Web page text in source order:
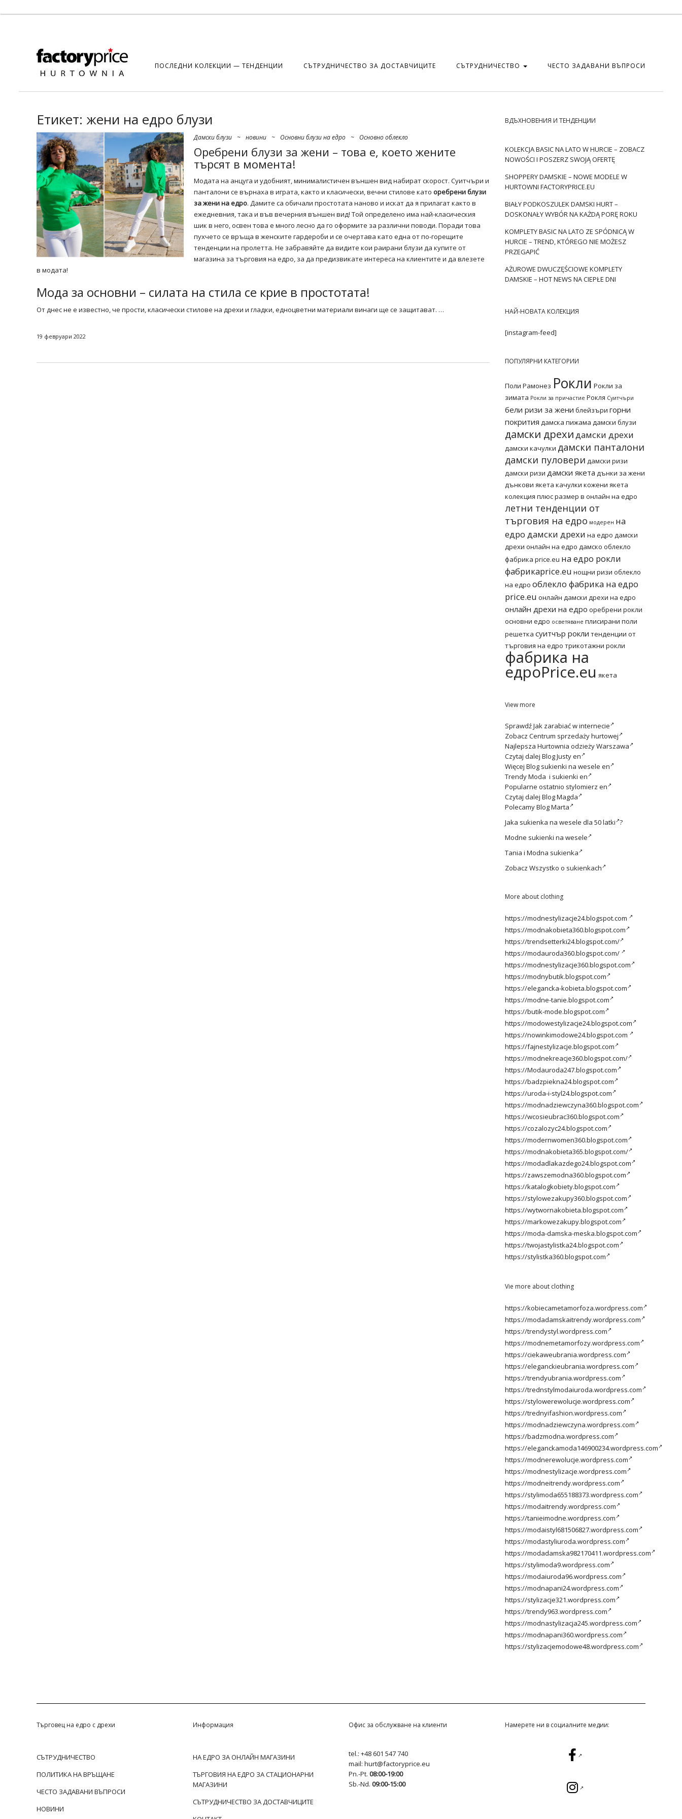
ПОСЛЕДНИ КОЛЕКЦИИ — ТЕНДЕНЦИИ СЪТРУДНИЧЕСТВО ЗА ДОСТАВЧИЦИТЕ СЪТРУДНИЧЕСТВО ЧЕСТО ЗАДАВАНИ ВЪПРОСИ
Етикет: жени на едро блузи
Дамски блузи ~ новини ~ Основни блузи на едро ~ Основно облекло
Оребрени блузи за жени – това е, което жените
търсят в момента!
Модата на анцуга и удобният, минималистичен външен вид набират скорост. Суитчъри и
панталони се върнаха в играта, както и класически, вечни стилове като оребрениблузи
за жени на едро. Дамите са обичали простотата наново и искат да я прилагат както в
ежедневния, така и във вечерния външен вид! Той определено има най-класическия
шик в него, освен това е много лесно да го оформите за различни поводи. Поради това
пухчето се връща в женските гардероби и се очертава като една от по-горещите
тенденции на пролетта. Не забравяйте да видите кои раирани блузи да купите от
магазина за търговия на едро, за да предизвикате интереса на клиентите и да влезете
в модата!
Мода за основни – силата на стила се крие в простотата!
От днес не е известно, че прости, класически стилове на дрехи и гладки, едноцветни материали винаги ще се защитават. …
19 февруари 2022
ВДЪХНОВЕНИЯ И ТЕНДЕНЦИИ
KOLEKCJA BASIC NA LATO W HURCIE – ZOBACZ
NOWOŚCI I POSZERZ SWOJĄ OFERTĘ
SHOPPERY DAMSKIE – NOWE MODELE W
HURTOWNI FACTORYPRICE.EU
BIAŁY PODKOSZULEK DAMSKI HURT –
DOSKONAŁY WYBÓR NA KAŻDĄ PORĘ ROKU
KOMPLETY BASIC NA LATO ZE SPÓDNICĄ W
HURCIE – TREND, KTÓREGO NIE MOŻESZ
PRZEGAPIĆ
AŻUROWE DWUCZĘŚCIOWE KOMPLETY
DAMSKIE – HOT NEWS NA CIEPŁE DNI
НАЙ-НОВАТА КОЛЕКЦИЯ
[instagram-feed]
ПОПУЛЯРНИ КАТЕГОРИИ
Поли Рамонез Рокли Рокли за
зимата Рокли за причастие Рокля Суитчъри
бели ризи за жени блейзъри горни
покрития дамска пижама дамски блузи
дамски дрехидамски дрехи
дамски качулки дамски панталони
дамски пуловери дамски ризи
дамски ризи дамски якета дънки за жени
дънкови якета качулки кожени якета
колекция плюс размер в онлайн на едро
летни тенденции от
търговия на едро модерен на
едро дамски дрехи на едро дамски
дрехи онлайн на едро дамско облекло
фабрика price.eu на едро рокли
фабрикаprice.eu нощни ризи облекло
на едро облекло фабрика на едро
price.eu онлайн дамски дрехи на едро
онлайн дрехи на едро оребрени рокли
основни едро осветяване плисирани поли
решетка суитчър рокли тенденции от
търговия на едро трикотажни рокли
фабрика на
едроPrice.eu якета
View more
SprawdźJak zarabiać w internecie
Zobacz Centrum sprzedaży hurtowej
Najlepsza Hurtownia odzieży Warszawa
Czytaj dalej Blog Justy en
Więcej Blog sukienki na wesele en
TrendyModa i sukienki en
Popularne ostatnio stylomierz en
Czytaj dalej Blog Magda
PolecamyBlog Marta
Jaka sukienka na wesele dla 50 latki ?
Modne sukienki na wesele
Tania i Modna sukienka
Zobacz Wszystko o sukienkach
More about clothing
https://modnestylizacje24.blogspot.com
https://modnakobieta360.blogspot.com
https://trendsetterki24.blogspot.com/
https://modauroda360.blogspot.com/
https://modnestylizacje360.blogspot.com
https://modnybutik.blogspot.com
https://elegancka-kobieta.blogspot.com
https://modne-tanie.blogspot.com
https://butik-mode.blogspot.com
https://modowestylizacje24.blogspot.com
https://nowinkimodowe24.blogspot.com
https://fajnestylizacje.blogspot.com
https://modnekreacje360.blogspot.com/
https://Modauroda247.blogspot.com
https://badzpiekna24.blogspot.com
https://uroda-i-styl24.blogspot.com
https://modnadziewczyna360.blogspot.com
https://wcosieubrac360.blogspot.com
https://cozalozyc24.blogspot.com
https://modernwomen360.blogspot.com
https://modnakobieta365.blogspot.com/
https://modadlakazdego24.blogspot.com
https://zawszemodna360.blogspot.com
https://katalogkobiety.blogspot.com
https://stylowezakupy360.blogspot.com
https://wytwornakobieta.blogspot.com
https://markowezakupy.blogspot.com
https://moda-damska-meska.blogspot.com
https://twojastylistka24.blogspot.com
https://stylistka360.blogspot.com
Vie more about clothing
https://kobiecametamorfoza.wordpress.com
https://modadamskaitrendy.wordpress.com
https://trendystyl.wordpress.com
https://modnemetamorfozy.wordpress.com
https://ciekaweubrania.wordpress.com
https://eleganckieubrania.wordpress.com
https://trendyubrania.wordpress.com
https://trednstylmodaiuroda.wordpress.com
https://stylowerewolucje.wordpress.com
https://trednyifashion.wordpress.com
https://modnadziewczyna.wordpress.com
https://badzmodna.wordpress.com
https://eleganckamoda146900234.wordpress.com
https://modnerewolucje.wordpress.com
https://modnestylizacje.wordpress.com
https://modneitrendy.wordpress.com
https://stylimoda655188373.wordpress.com
https://modaitrendy.wordpress.com
https://tanieimodne.wordpress.com
https://modaistyl681506827.wordpress.com
https://modastyliuroda.wordpress.com
https://modadamska982170411.wordpress.com
https://stylimoda9.wordpress.com
https://modaiuroda96.wordpress.com
https://modnapani24.wordpress.com
https://stylizacje321.wordpress.com
https://trendy963.wordpress.com
https://modnastylizacja245.wordpress.com
https://modnapani360.wordpress.com
https://stylizacjemodowe48.wordpress.com
Търговец на едро с дрехи
СЪТРУДНИЧЕСТВО
ПОЛИТИКА НА ВРЪЩАНЕ
ЧЕСТО ЗАДАВАНИ ВЪПРОСИ
НОВИНИ
Информация
НА ЕДРО ЗА ОНЛАЙН МАГАЗИНИ
ТЪРГОВИЯ НА ЕДРО ЗА СТАЦИОНАРНИ
МАГАЗИНИ
СЪТРУДНИЧЕСТВО ЗА ДОСТАВЧИЦИТЕ
Офис за обслужване на клиенти
tel.: +48 601 547 740
mail: hurt@factoryprice.eu
Pn.-Pt. 08:00-19:00
Sb.-Nd. 09:00-15:00
Намерете ни в социалните медии: